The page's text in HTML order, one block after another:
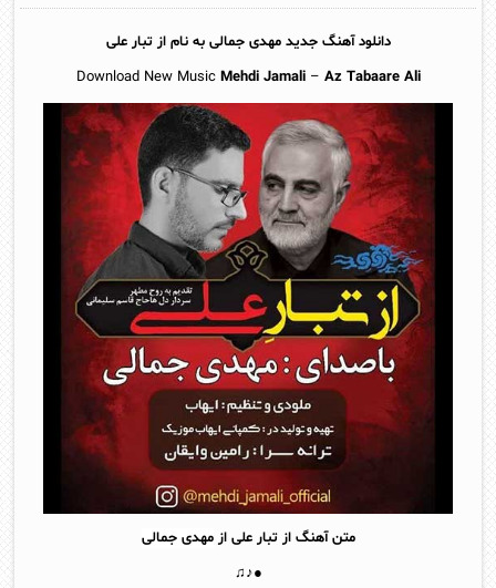
دانلود آهنگ جدید مهدی جمالی به نام از تبار علی
Download New Music Mehdi Jamali– Az Tabaare Ali
متن آهنگ از تبار علی ازمهدی جمالی
●♪♫